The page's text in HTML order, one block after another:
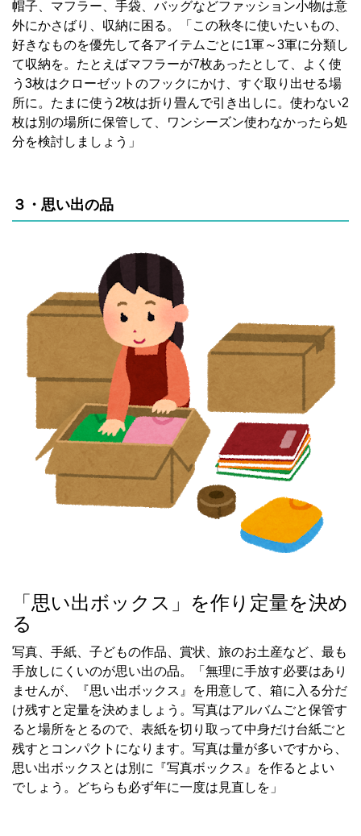
帽子、マフラー、手袋、バッグなどファッション小物は意
外にかさばり、収納に困る。「この秋冬に使いたいもの、
好きなものを優先して各アイテムごとに1軍～3軍に分類し
て収納を。たとえばマフラーが7枚あったとして、よく使
う3枚はクローゼットのフックにかけ、すぐ取り出せる場
所に。たまに使う2枚は折り畳んで引き出しに。使わない2
枚は別の場所に保管して、ワンシーズン使わなかったら処
分を検討しましょう」
３・思い出の品
「思い出ボックス」を作り定量を決め
る
写真、手紙、子どもの作品、賞状、旅のお土産など、最も
手放しにくいのが思い出の品。「無理に手放す必要はあり
ませんが、『思い出ボックス』を用意して、箱に入る分だ
け残すと定量を決めましょう。写真はアルバムごと保管す
ると場所をとるので、表紙を切り取って中身だけ台紙ごと
残すとコンパクトになります。写真は量が多いですから、
思い出ボックスとは別に『写真ボックス』を作るとよい
でしょう。どちらも必ず年に一度は見直しを」